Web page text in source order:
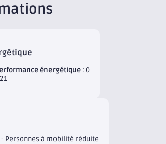
énergétique : 0
- Personnes à mobilité réduite